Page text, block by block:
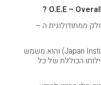
פותח בשנות ה – 70 כחלק ממתודולוגית ה –
(Japan Institute For Plant Maintenance) והוא משמש
הכוללת של כל